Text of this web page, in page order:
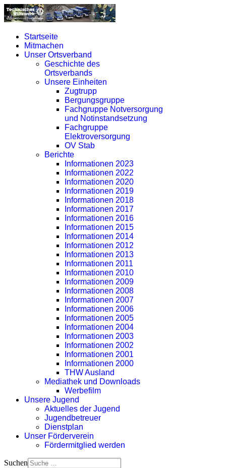
Startseite
Mitmachen
Unser Ortsverband
Geschichte des
Ortsverbands
Unsere Einheiten
Zugtrupp
Bergungsgruppe
Fachgruppe Notversorgung
und Notinstandsetzung
Fachgruppe
Elektroversorgung
OV Stab
Berichte
Informationen 2023
Informationen 2022
Informationen 2020
Informationen 2019
Informationen 2018
Informationen 2017
Informationen 2016
Informationen 2015
Informationen 2014
Informationen 2012
Informationen 2013
Informationen 2011
Informationen 2010
Informationen 2009
Informationen 2008
Informationen 2007
Informationen 2006
Informationen 2005
Informationen 2004
Informationen 2003
Informationen 2002
Informationen 2001
Informationen 2000
THW Ausland
Mediathek und Downloads
Werbefilm
Unsere Jugend
Aktuelles der Jugend
Jugendbetreuer
Dienstplan
Unser Förderverein
Fördermitglied werden
Suchen